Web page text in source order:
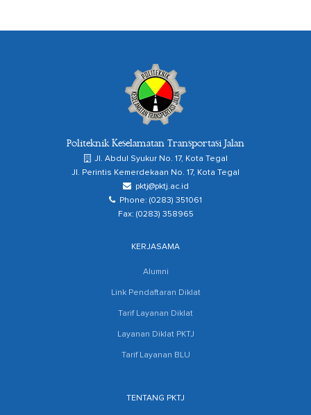
Politeknik Keselamatan Transportasi Jalan
Jl. Abdul Syukur No. 17, Kota Tegal
Jl. Perintis Kemerdekaan No. 17, Kota Tegal
pktj@pktj.ac.id
Phone: (0283) 351061
Fax: (0283) 358965
KERJASAMA
Alumni
Link Pendaftaran Diklat
Tarif Layanan Diklat
Layanan Diklat PKTJ
Tarif Layanan BLU
TENTANG PKTJ